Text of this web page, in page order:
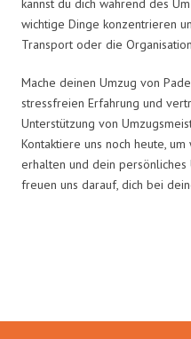
kannst du dich während des
wichtige Dinge konzentrieren
Transport oder die
Mache deinen Umzug von
stressfreien Erfahrung und
Unterstützung von
Kontaktiere uns noch heute,
erhalten und dein
freuen uns darauf, dich bei